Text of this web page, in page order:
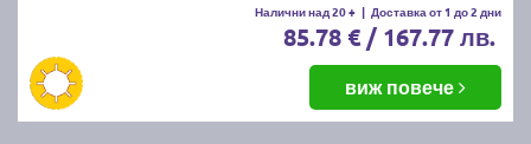
Налични над 20 + | Доставка от 1 до 2 дни
85.78 € / 167.77 лв.
виж повече